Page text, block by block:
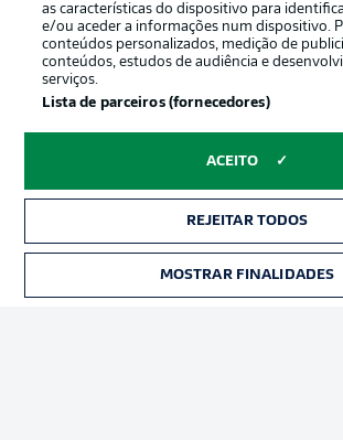
Gerir preferências Aviso de
Termos de uso Emissoras
as características do dispositivo para
e/ou aceder a informações num dispositivo.
conteúdos personalizados, medição de
conteúdos, estudos de audiência e
serviços.
Lista de parceiros (fornecedores)
ACEITO
REJEITAR TODOS
MOSTRAR FINALIDADES